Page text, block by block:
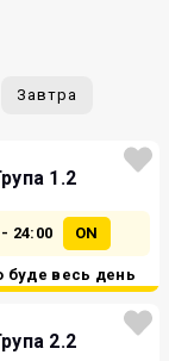
Завтра
1.2
24:00 ON
буде весь день
2.2